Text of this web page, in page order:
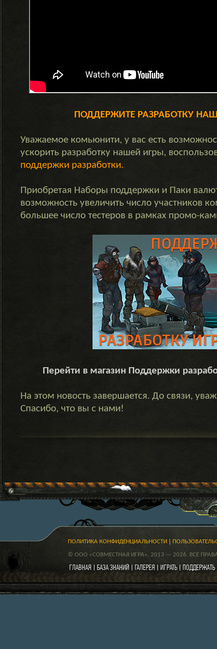
ПОДДЕРЖИТЕ РАЗРАБОТКУ
Уважаемое комьюнити, у вас есть
ускорить разработку нашей игры,
поддержки разработки.
Приобретая Наборы поддержки и Паки
возможность увеличить число участников
большее число тестеров в рамках промо-
Перейти в магазин Поддержки
На этом новость завершается. До связи,
Спасибо, что вы с нами!
ПОЛИТИКА КОНФИДЕНЦИАЛЬНОСТИ
© ООО «СОВМЕСТНАЯ ИГРА», 2013 — 2026. ВСЕ
ГЛАВНАЯ БАЗА ЗНАНИЙ ГАЛЕРЕЯ ИГРАТЬ ПОДДЕРЖАТЬ